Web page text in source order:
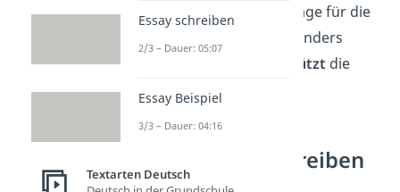
besteht, wirkt die Aussage für die
meisten Personen besonders
unterstützt die
These.
Erörterung schreiben
Essay schreiben
2/3 – Dauer: 05:07
Essay Beispiel
3/3 – Dauer: 04:16
Textarten Deutsch